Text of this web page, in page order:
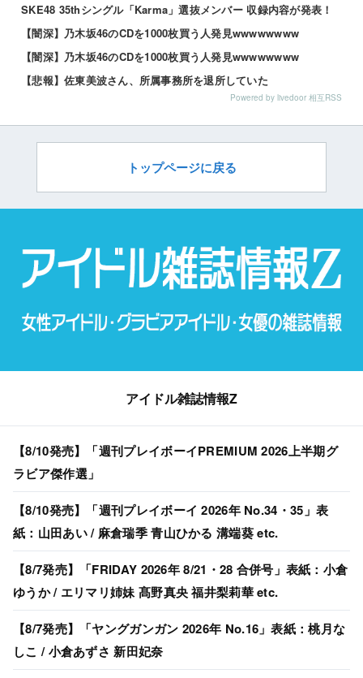
SKE48 35thシングル「Karma」選抜メンバー 収録内容が発表！
【闇深】乃木坂46のCDを1000枚買う人発見wwwwwwww
【闇深】乃木坂46のCDを1000枚買う人発見wwwwwwww
【悲報】佐東美波さん、所属事務所を退所していた
Powered by livedoor 相互RSS
トップページに戻る
アイドル雑誌情報Z
【8/10発売】「週刊プレイボーイPREMIUM 2026上半期グ
ラビア傑作選」
【8/10発売】「週刊プレイボーイ 2026年 No.34・35」表
紙：山田あい / 麻倉瑞季 青山ひかる 溝端葵 etc.
【8/7発売】「FRIDAY 2026年 8/21・28 合併号」表紙：小倉
ゆうか / エリマリ姉妹 髙野真央 福井梨莉華 etc.
【8/7発売】「ヤングガンガン 2026年 No.16」表紙：桃月な
しこ / 小倉あずさ 新田妃奈